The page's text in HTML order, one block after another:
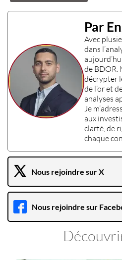
Par
Avec
dans l’
de BDOR.
décrypter
de l’or et
analyses
Je
aux
clarté, de
chaque
Nous rejoindre sur X
Nous rejoindre sur